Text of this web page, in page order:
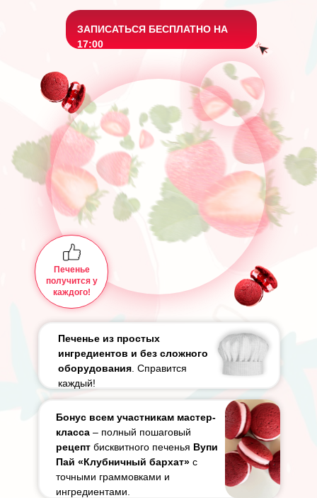
Печенье из простых
ингредиентов и без сложного
оборудования . Справится
каждый!
Бонус всем участникам мастер-
класса – полный пошаговый
рецепт бисквитного печенья Вупи
Пай «Клубничный бархат» с
точными граммовками и
ингредиентами.
Печенье
получится у
каждого!
ЗАПИСАТЬСЯ БЕСПЛАТНО НА
17:00